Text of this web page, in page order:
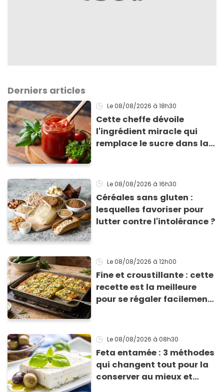
Derniers articles
Le 08/08/2026 à 18h30
Cette cheffe dévoile
l'ingrédient miracle qui
remplace le sucre dans la
Le 08/08/2026 à 16h30
Céréales sans gluten :
lesquelles favoriser pour
lutter contre l'intolérance ?
Le 08/08/2026 à 12h00
Fine et croustillante : cette
recette est la meilleure
pour se régaler facilement
Le 08/08/2026 à 08h30
Feta entamée : 3 méthodes
qui changent tout pour la
conserver au mieux et